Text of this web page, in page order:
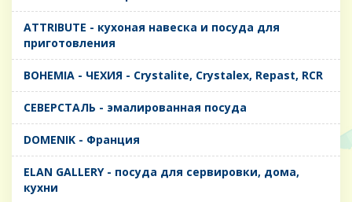
ATTRIBUTE - кухоная навеска и посуда для
приготовления
BOHEMIA - ЧЕХИЯ - Crystalite, Crystalex, Repast, RCR
CЕВЕРСТАЛЬ - эмалированная посуда
DOMENIK - Франция
ELAN GALLERY - посуда для сервировки, дома,
кухни